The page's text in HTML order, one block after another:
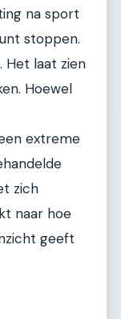
na sport
stoppen.
Het laat zien
Hoewel
extreme
zich
naar hoe
geeft